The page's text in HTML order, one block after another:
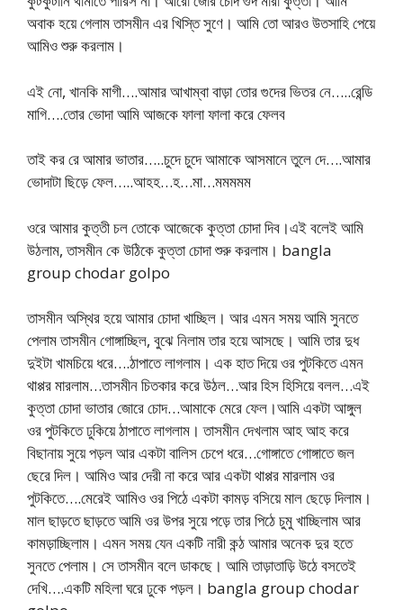
অবাক হয়ে গেলাম তাসমীন এর খিস্তি সুণে। আমি তো আরও উতসাহি পেয়ে
আমিও শুরু করলাম।
এই নো, খানকি মাগী….আমার আখাম্বা বাড়া তোর গুদের ভিতর নে…..রেন্ডি
মাগি….তোর ভোদা আমি আজকে ফালা ফালা করে ফেলব
তাই কর রে আমার ভাতার…..চুদে চুদে আমাকে আসমানে তুলে দে….আমার
ভোদাটা ছিড়ে ফেল…..আহহ…হ…মা…মমমমম
ওরে আমার কুত্তী চল তোকে আজেকে কুত্তা চোদা দিব।এই বলেই আমি
উঠলাম, তাসমীন কে উঠিকে কুত্তা চোদা শুরু করলাম। bangla
group chodar golpo
তাসমীন অস্থির হয়ে আমার চোদা খাচ্ছিল। আর এমন সময় আমি সুনতে
পেলাম তাসমীন গোঙ্গাচ্ছিল, বুঝে নিলাম তার হয়ে আসছে। আমি তার দুধ
দুইটা খামচিয়ে ধরে….ঠাপাতে লাগলাম। এক হাত দিয়ে ওর পুটকিতে এমন
থাপ্পর মারলাম…তাসমীন চিতকার করে উঠল…আর হিস হিসিয়ে বলল…এই
কুত্তা চোদা ভাতার জোরে চোদ…আমাকে মেরে ফেল।আমি একটা আঙ্গুল
ওর পুটকিতে ঢুকিয়ে ঠাপাতে লাগলাম। তাসমীন দেখলাম আহ আহ করে
বিছানায় সুয়ে পড়ল আর একটা বালিস চেপে ধরে…গোঙ্গাতে গোঙ্গাতে জল
ছেরে দিল। আমিও আর দেরী না করে আর একটা থাপ্পর মারলাম ওর
পুটকিতে….মেরেই আমিও ওর পিঠে একটা কামড় বসিয়ে মাল ছেড়ে দিলাম।
মাল ছাড়তে ছাড়তে আমি ওর উপর সুয়ে পড়ে তার পিঠে চুমু খাচ্ছিলাম আর
কামড়াচ্ছিলাম। এমন সময় যেন একটি নারী কন্ঠ আমার অনেক দুর হতে
সুনতে পেলাম। সে তাসমীন বলে ডাকছে। আমি তাড়াতাড়ি উঠে বসতেই
দেখি….একটি মহিলা ঘরে ঢুকে পড়ল। bangla group chodar